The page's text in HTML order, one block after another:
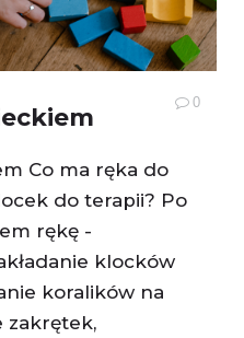
0
Co ma ręka do
do terapii? Po
rękę -
klocków
koralików na
zakrętek,